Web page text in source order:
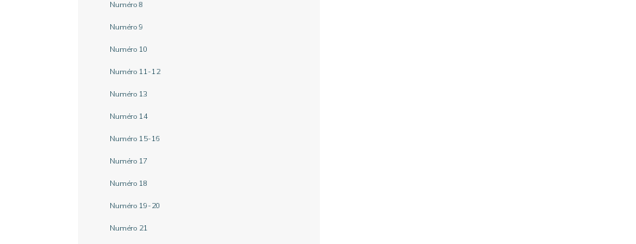
Numéro 8
Numéro 9
Numéro 10
Numéro 11-12
Numéro 13
Numéro 14
Numéro 15-16
Numéro 17
Numéro 18
Numéro 19-20
Numéro 21